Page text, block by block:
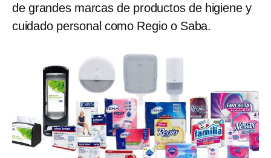
de grandes marcas de productos de higiene y
cuidado personal como Regio o Saba.